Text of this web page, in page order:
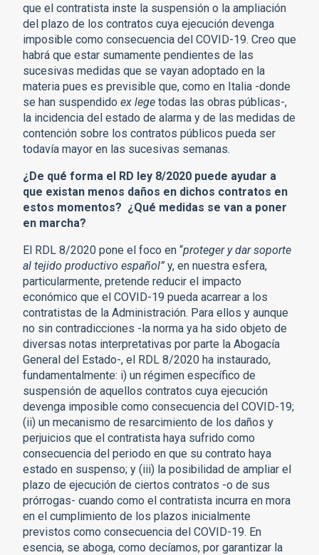
que el contratista inste la suspensión o la ampliación
del plazo de los contratos cuya ejecución devenga
imposible como consecuencia del COVID-19. Creo que
habrá que estar sumamente pendientes de las
sucesivas medidas que se vayan adoptado en la
materia pues es previsible que, como en Italia -donde
se han suspendido ex lege todas las obras públicas-,
la incidencia del estado de alarma y de las medidas de
contención sobre los contratos públicos pueda ser
todavía mayor en las sucesivas semanas.
¿De qué forma el RD ley 8/2020 puede ayudar a
que existan menos daños en dichos contratos en
estos momentos? ¿Qué medidas se van a poner
en marcha?
El RDL 8/2020 pone el foco en “proteger y dar soporte
al tejido productivo español” y, en nuestra esfera,
particularmente, pretende reducir el impacto
económico que el COVID-19 pueda acarrear a los
contratistas de la Administración. Para ellos y aunque
no sin contradicciones -la norma ya ha sido objeto de
diversas notas interpretativas por parte la Abogacía
General del Estado-, el RDL 8/2020 ha instaurado,
fundamentalmente: i) un régimen específico de
suspensión de aquellos contratos cuya ejecución
devenga imposible como consecuencia del COVID-19;
(ii) un mecanismo de resarcimiento de los daños y
perjuicios que el contratista haya sufrido como
consecuencia del periodo en que su contrato haya
estado en suspenso; y (iii) la posibilidad de ampliar el
plazo de ejecución de ciertos contratos -o de sus
prórrogas- cuando como el contratista incurra en mora
en el cumplimiento de los plazos inicialmente
previstos como consecuencia del COVID-19. En
esencia, se aboga, como decíamos, por garantizar la